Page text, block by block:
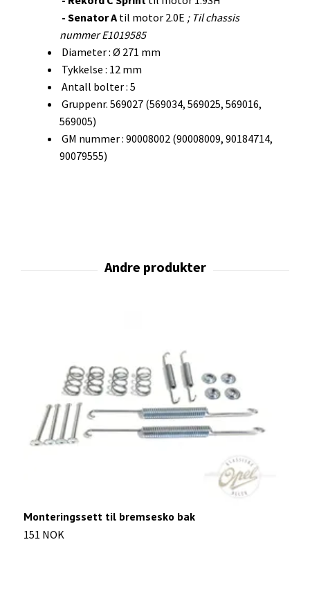
- Senator Atil motor 2.0E ; Til chassis
nummer E1019585
Diameter : Ø 271 mm
Tykkelse : 12 mm
Antall bolter : 5
Gruppenr. 569027 (569034, 569025, 569016,
569005)
GM nummer : 90008002 (90008009, 90184714,
90079555)
Monteringssett til bremsesko bak
151 NOK